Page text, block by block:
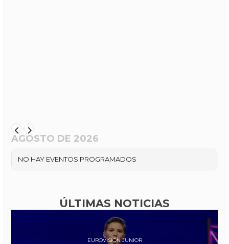
AGOSTO DE 2026
NO HAY EVENTOS PROGRAMADOS
ÚLTIMAS NOTICIAS
EUROVISIÓN JUNIOR